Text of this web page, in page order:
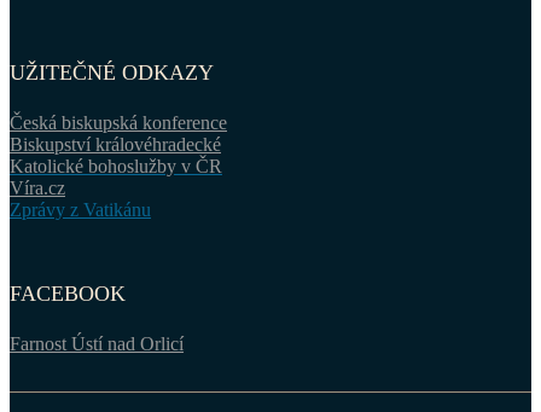
UŽITEČNÉ ODKAZY
Česká biskupská konference
Biskupství královéhradecké
Katolické bohoslužby v ČR
Víra.cz
Zprávy z Vatikánu
FACEBOOK
Farnost Ústí nad Orlicí